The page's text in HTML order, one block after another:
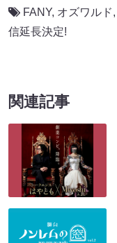
FANY, オズワルド,
信延長決定!
関連記事